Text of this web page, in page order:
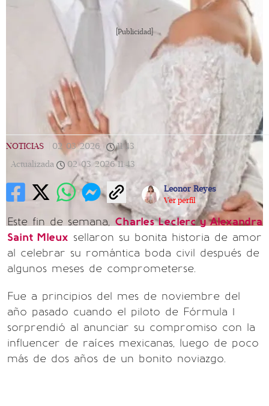
[Publicidad]
NOTICIAS 02/03/2026 11:43
Actualizada
02/03/2026 11:43
Leonor Reyes
Ver perfil
Este fin de semana, Charles Leclerc y Alexandra
Saint Mleux sellaron su bonita historia de amor
al celebrar su romántica boda civil después de
algunos meses de comprometerse.
Fue a principios del mes de noviembre del
año pasado cuando el piloto de Fórmula 1
sorprendió al anunciar su compromiso con la
influencer de raíces mexicanas, luego de poco
más de dos años de un bonito noviazgo.